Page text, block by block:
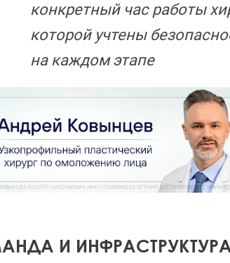
конкретный час работы
которой учтены
на каждом этапе
И